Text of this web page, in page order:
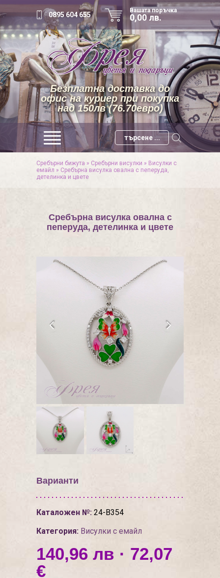
0895 604 655
Вашата поръчка
0,00 лв.
Безплатна доставка до
офис на куриер при покупка
над 150лв (76.70евро)
Сребърни бижута » Сребърни висулки » Висулки с
емайл » Сребърна висулка овална с пеперуда,
детелинка и цвете
Сребърна висулка овална с
пеперуда, детелинка и цвете
Варианти
Каталожен №: 24-В354
Категория: Висулки с емайл
140,96 лв · 72,07
€